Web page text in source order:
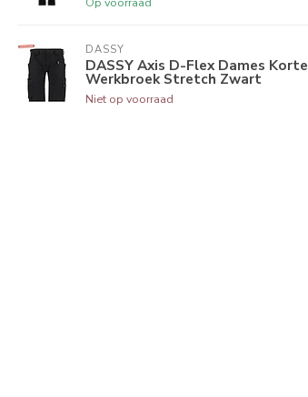
DASSY
DASSY Axis D-Flex Dames Korte
Werkbroek Stretch Zwart
Niet op voorraad